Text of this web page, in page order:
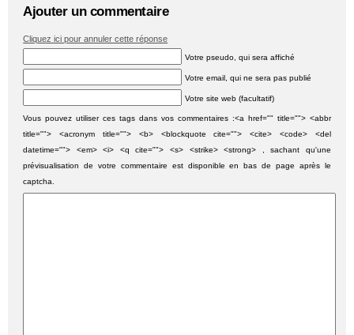
Ajouter un commentaire
Cliquez ici pour annuler cette réponse
Votre pseudo, qui sera affiché
Votre email, qui ne sera pas publié
Votre site web (facultatif)
Vous pouvez utiliser ces tags dans vos commentaires :<a href="" title=""> <abbr
title=""> <acronym title=""> <b> <blockquote cite=""> <cite> <code> <del
datetime=""> <em> <i> <q cite=""> <s> <strike> <strong> , sachant qu'une
prévisualisation de votre commentaire est disponible en bas de page après le
captcha.